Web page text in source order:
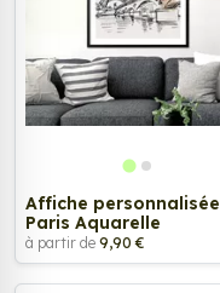
Affiche personnalisée
Paris Aquarelle
à partir de 9,90 €